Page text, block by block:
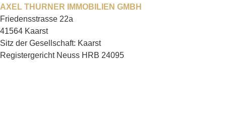
AXEL THURNER IMMOBILIEN GMBH
Friedensstrasse 22a
41564 Kaarst
Sitz der Gesellschaft: Kaarst
Registergericht Neuss HRB 24095